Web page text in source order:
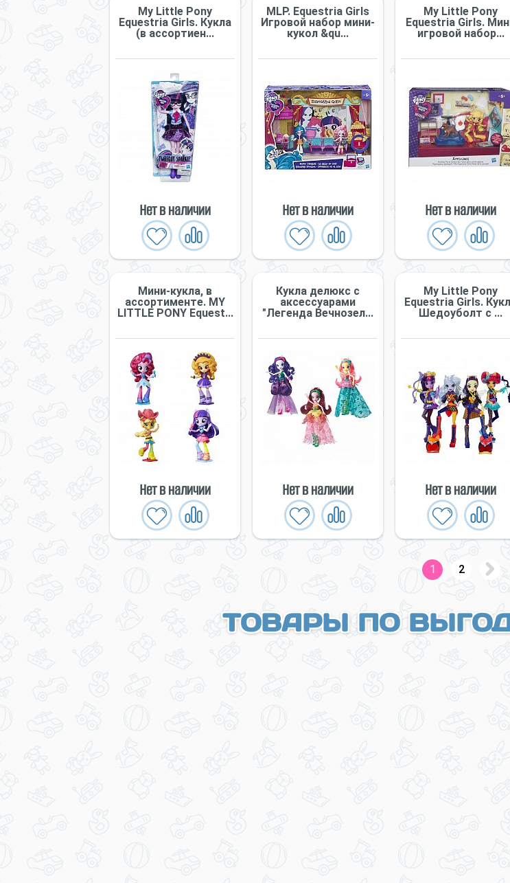
My Little Pony
Equestria Girls. Кукла
(в ассортиен...
Нет в наличии
MLP. Equestria Girls
Игровой набор мини-
кукол &qu...
Нет в наличии
My Little Pony
Equestria Girls.
игровой набор...
Нет в наличии
Мини-кукла, в
ассортименте. MY
LITTLE PONY Equest...
Нет в наличии
Кукла делюкс с
аксессуарами
"Легенда Вечнозел...
Нет в наличии
My Little Pony
Equestria Girls.
Шедоуболт с ...
Нет в наличии
1 2
ТОВАРЫ ПО